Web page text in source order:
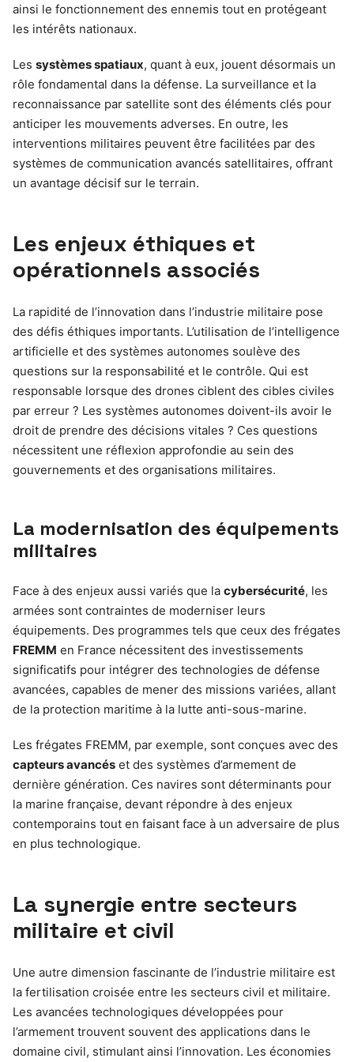
ainsi le fonctionnement des ennemis tout en protégeant
les intérêts nationaux.
Les systèmes spatiaux, quant à eux, jouent désormais un
rôle fondamental dans la défense. La surveillance et la
reconnaissance par satellite sont des éléments clés pour
anticiper les mouvements adverses. En outre, les
interventions militaires peuvent être facilitées par des
systèmes de communication avancés satellitaires, offrant
un avantage décisif sur le terrain.
Les enjeux éthiques et
opérationnels associés
La rapidité de l’innovation dans l’industrie militaire pose
des défis éthiques importants. L’utilisation de l’intelligence
artificielle et des systèmes autonomes soulève des
questions sur la responsabilité et le contrôle. Qui est
responsable lorsque des drones ciblent des cibles civiles
par erreur ? Les systèmes autonomes doivent-ils avoir le
droit de prendre des décisions vitales ? Ces questions
nécessitent une réflexion approfondie au sein des
gouvernements et des organisations militaires.
La modernisation des équipements
militaires
Face à des enjeux aussi variés que la cybersécurité, les
armées sont contraintes de moderniser leurs
équipements. Des programmes tels que ceux des frégates
FREMM en France nécessitent des investissements
significatifs pour intégrer des technologies de défense
avancées, capables de mener des missions variées, allant
de la protection maritime à la lutte anti-sous-marine.
Les frégates FREMM, par exemple, sont conçues avec des
capteurs avancés et des systèmes d’armement de
dernière génération. Ces navires sont déterminants pour
la marine française, devant répondre à des enjeux
contemporains tout en faisant face à un adversaire de plus
en plus technologique.
La synergie entre secteurs
militaire et civil
Une autre dimension fascinante de l’industrie militaire est
la fertilisation croisée entre les secteurs civil et militaire.
Les avancées technologiques développées pour
l’armement trouvent souvent des applications dans le
domaine civil, stimulant ainsi l’innovation. Les économies